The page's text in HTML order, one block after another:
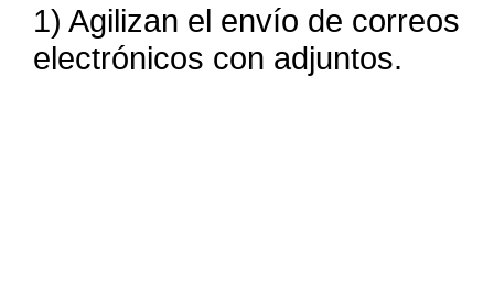
1) Agilizan el envío de correos
electrónicos con adjuntos.